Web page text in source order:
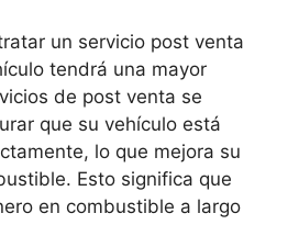
un servicio post venta
tendrá una mayor
de post venta se
que su vehículo está
lo que mejora su
Esto significa que
en combustible a largo